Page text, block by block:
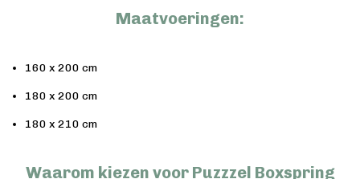
Maatvoeringen:
160 x 200 cm
180 x 200 cm
180 x 210 cm
Waarom kiezen voor Puzzzel Boxspring